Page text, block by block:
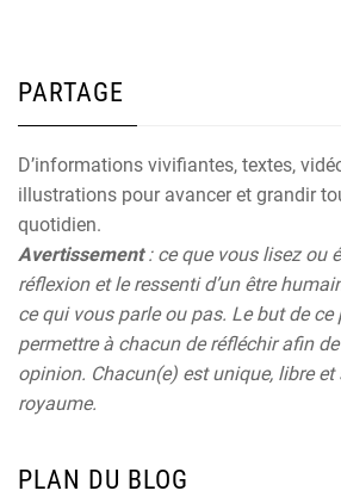
PARTAGE
D’informations vivifiantes, textes,
illustrations pour avancer et grandir
quotidien.
Avertissement: ce que vous lisez ou
réflexion et le ressenti d’un être
ce qui vous parle ou pas. Le but de ce
permettre à chacun de réfléchir afin
opinion. Chacun(e) est unique, libre
royaume.
PLAN DU BLOG